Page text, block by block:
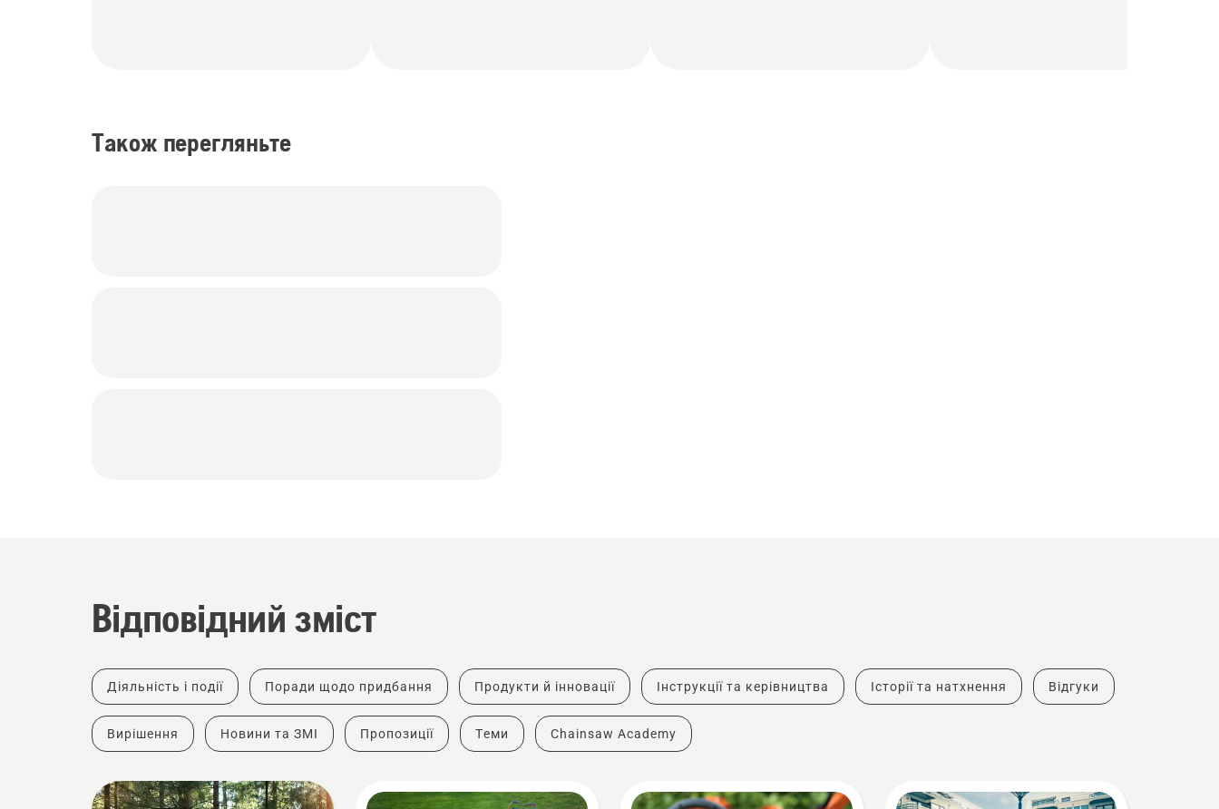
Також перегляньте
Відповідний зміст
Діяльність і події Поради щодо придбання Продукти й інновації Інструкції та керівництва Історії та натхнення Відгуки
Вирішення Новини та ЗМІ Пропозиції Теми Chainsaw Academy